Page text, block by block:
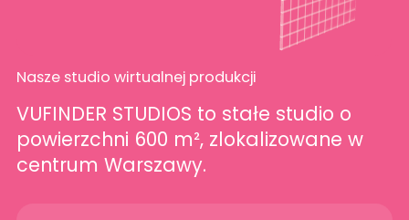
Nasze studio wirtualnej produkcji
VUFINDER STUDIOS to stałe studio o
powierzchni 600 m², zlokalizowane w
centrum Warszawy.